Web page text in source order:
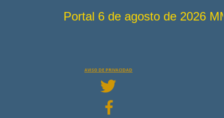
Portal 6 de agosto de 2026
AVISO DE PRIVACIDAD

